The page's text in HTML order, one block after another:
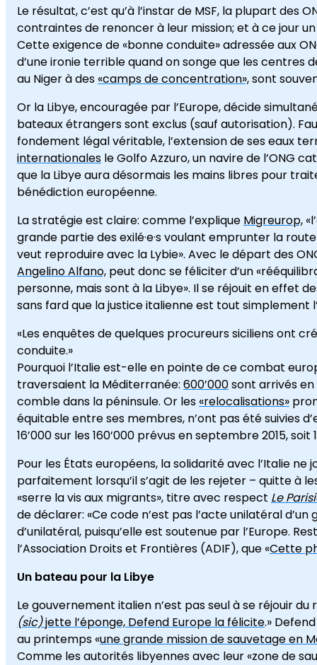
Le résultat, c’est qu’à l’instar de MSF, la plupart des
contraintes de renoncer à leur mission; et à ce jour
Cette exigence de «bonne conduite» adressée aux
d’une ironie terrible quand on songe que les centres
au Niger à des «camps de concentration»,sont
Or la Libye, encouragée par l’Europe, décide
bateaux étrangers sont exclus (sauf autorisation).
fondement légal véritable, l’extension de ses eaux
internationales le Golfo Azzuro, un navire de l’ONG
que la Libye aura désormais les mains libres pour
bénédiction européenne.
La stratégie est claire: comme l’explique Migreurop,
grande partie des exilé·e·s voulant emprunter la
veut reproduire avec la Lybie». Avec le départ des
Angelino Alfano, peut donc se féliciter d’un
personne, mais sont à la Libye». Il se réjouit en effet
sans fard que la justice italienne est tout simplement
«Les enquêtes de quelques procureurs siciliens ont
conduite.»
Pourquoi l’Italie est-elle en pointe de ce combat
traversaient la Méditerranée: 600’000sont arrivés en
comble dans la péninsule. Or les «relocalisations»
équitable entre ses membres, n’ont pas été suivies
16’000 sur les 160’000 prévus en septembre 2015, soit
Pour les États européens, la solidarité avec l’Italie
parfaitement lorsqu’il s’agit de les rejeter – quitte à
«serre la vis aux migrants», titre avec respect Le
de déclarer: «Ce code n’est pas l’acte unilatéral
d’unilatéral, puisqu’elle est soutenue par l’Europe.
l’Association Droits et Frontières (ADIF), que «Cette
Un bateau pour la Libye
Le gouvernement italien n’est pas seul à se réjouir
(sic)jette l’éponge, Defend Europe la félicite.»
au printemps «une grande mission de sauvetage en
Comme les autorités libyennes avec leur «zone de